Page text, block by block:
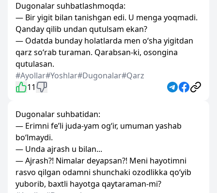
Dugonalar suhbatlashmoqda:
— Bir yigit bilan tanishgan edi. U menga yoqmadi.
Qanday qilib undan qutulsam ekan?
— Odatda bunday holatlarda men o‘sha yigitdan
qarz so‘rab turaman. Qarabsan-ki, osongina
qutulasan.
#Ayollar#Yoshlar#Dugonalar#Qarz
11
Dugonalar suhbatidan:
— Erimni fe’li juda-yam og‘ir, umuman yashab
bo‘lmaydi.
— Unda ajrash u bilan...
— Ajrash?! Nimalar deyapsan?! Meni hayotimni
rasvo qilgan odamni shunchaki ozodlikka qo‘yib
yuborib, baxtli hayotga qaytaraman-mi?